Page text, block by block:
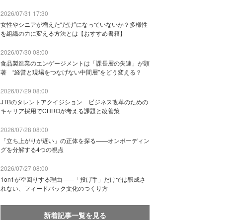
2026/07/31 17:30
女性やシニアが増えた“だけ”になっていないか？多様性
を組織の力に変える方法とは【おすすめ書籍】
2026/07/30 08:00
食品製造業のエンゲージメントは「課長層の失速」が顕
著 “経営と現場をつなげない中間層”をどう変える？
2026/07/29 08:00
JTBのタレントアクイジション ビジネス改革のための
キャリア採用でCHROが考える課題と改善策
2026/07/28 08:00
「立ち上がりが遅い」の正体を探る——オンボーディン
グを分解する4つの視点
2026/07/27 08:00
1on1が空回りする理由——「投げ手」だけでは醸成さ
れない、フィードバック文化のつくり方
新着記事一覧を見る